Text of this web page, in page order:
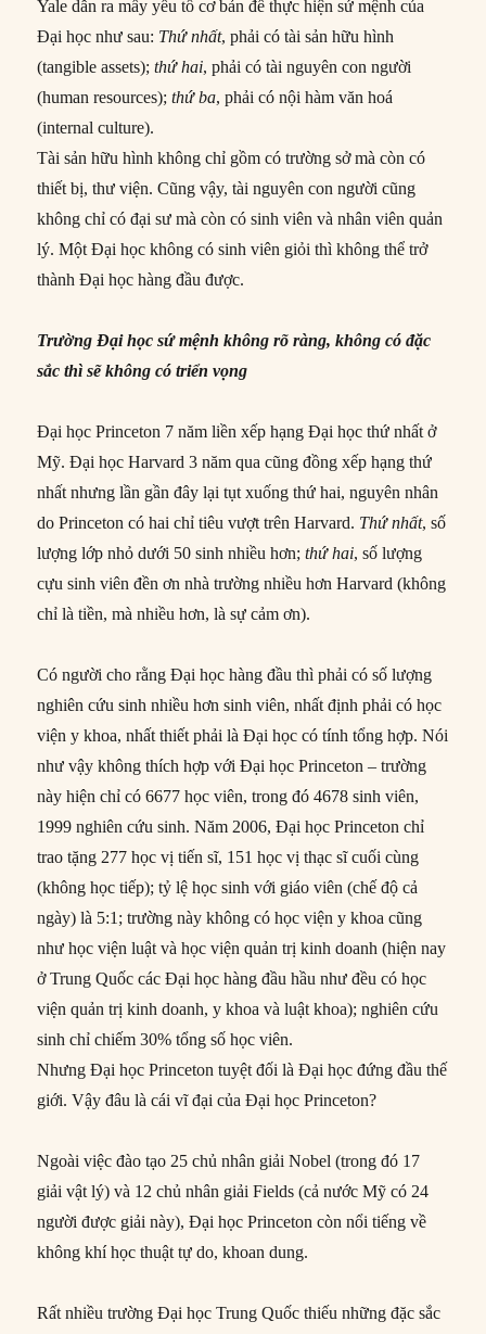
Yale dẫn ra mấy yếu tố cơ bản để thực hiện sứ mệnh của
Đại học như sau: Thứ nhất, phải có tài sản hữu hình
(tangible assets);thứ hai, phải có tài nguyên con người
(human resources);thứ ba, phải có nội hàm văn hoá
(internal culture).
Tài sản hữu hình không chỉ gồm có trường sở mà còn có
thiết bị, thư viện. Cũng vậy, tài nguyên con người cũng
không chỉ có đại sư mà còn có sinh viên và nhân viên quản
lý. Một Đại học không có sinh viên giỏi thì không thể trở
thành Đại học hàng đầu được.
Trường Đại học sứ mệnh không rõ ràng, không có đặc
sắc thì sẽ không có triển vọng
Đại học Princeton 7 năm liền xếp hạng Đại học thứ nhất ở
Mỹ. Đại học Harvard 3 năm qua cũng đồng xếp hạng thứ
nhất nhưng lần gần đây lại tụt xuống thứ hai, nguyên nhân
do Princeton có hai chỉ tiêu vượt trên Harvard. Thứ nhất, số
lượng lớp nhỏ dưới 50 sinh nhiều hơn;thứ hai, số lượng
cựu sinh viên đền ơn nhà trường nhiều hơn Harvard (không
chỉ là tiền, mà nhiều hơn, là sự cảm ơn).
Có người cho rằng Đại học hàng đầu thì phải có số lượng
nghiên cứu sinh nhiều hơn sinh viên, nhất định phải có học
viện y khoa, nhất thiết phải là Đại học có tính tổng hợp. Nói
như vậy không thích hợp với Đại học Princeton – trường
này hiện chỉ có 6677 học viên, trong đó 4678 sinh viên,
1999 nghiên cứu sinh. Năm 2006, Đại học Princeton chỉ
trao tặng 277 học vị tiến sĩ, 151 học vị thạc sĩ cuối cùng
(không học tiếp); tỷ lệ học sinh với giáo viên (chế độ cả
ngày) là 5:1; trường này không có học viện y khoa cũng
như học viện luật và học viện quản trị kinh doanh (hiện nay
ở Trung Quốc các Đại học hàng đầu hầu như đều có học
viện quản trị kinh doanh, y khoa và luật khoa); nghiên cứu
sinh chỉ chiếm 30% tổng số học viên.
Nhưng Đại học Princeton tuyệt đối là Đại học đứng đầu thế
giới. Vậy đâu là cái vĩ đại của Đại học Princeton?
Ngoài việc đào tạo 25 chủ nhân giải Nobel (trong đó 17
giải vật lý) và 12 chủ nhân giải Fields (cả nước Mỹ có 24
người được giải này), Đại học Princeton còn nổi tiếng về
không khí học thuật tự do, khoan dung.
Rất nhiều trường Đại học Trung Quốc thiếu những đặc sắc